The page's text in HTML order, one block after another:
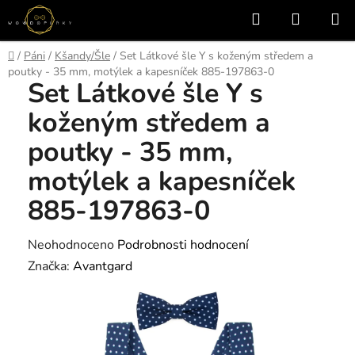
Přejít
na
obsah
Hledat
KOŠÍK
Domů
/ Páni / Kšandy/Šle / Set Látkové šle Y s koženým středem a
poutky - 35 mm, motýlek a kapesníček 885-197863-0
Set Látkové šle Y s
koženým středem a
poutky - 35 mm,
motýlek a kapesníček
885-197863-0
Průměrné
hodnocení
Neohodnoceno Podrobnosti hodnocení
Značka: Avantgard